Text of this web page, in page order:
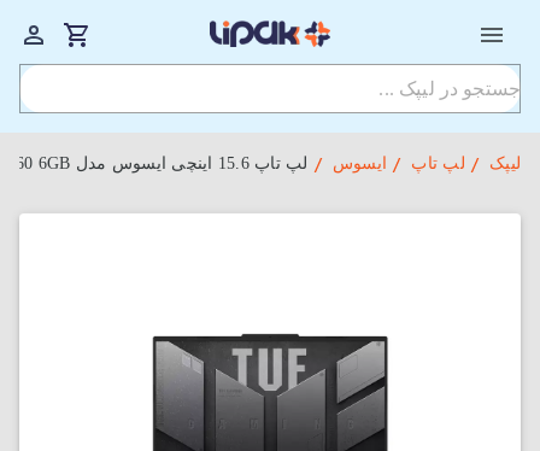
لیپک لپ تاپ ایسوس لپ‌ تاپ 15.6 اینچی ایسوس مدل Asus TUF Gaming FX507ZM-HQ163 i7-16GB-1TSSD-RTX3060 6GB